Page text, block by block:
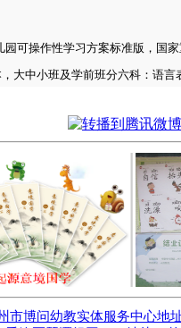
可操作性学习方案标准版，国
大中小班及学前班分六科：语
市博问幼教实体服务中心地